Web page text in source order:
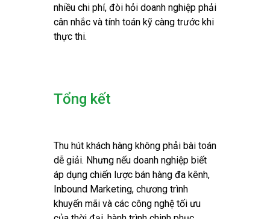
nhiều chi phí, đòi hỏi doanh nghiệp phải
cân nhắc và tính toán kỹ càng trước khi
thực thi.
Tổng kết
Thu hút khách hàng không phải bài toán
dễ giải. Nhưng nếu doanh nghiệp biết
áp dụng chiến lược bán hàng đa kênh,
Inbound Marketing, chương trình
khuyến mãi và các công nghệ tối ưu